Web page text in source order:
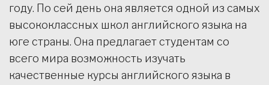
году. По сей день она является одной из самых
высококлассных школ английского языка на
юге страны. Она предлагает студентам со
всего мира возможность изучать
качественные курсы английского языка в